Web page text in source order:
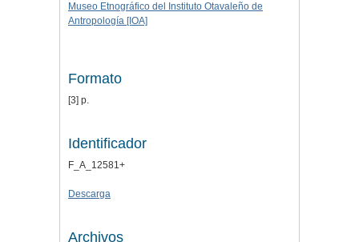
Museo Etnográfico del Instituto Otavaleño de
Antropología [IOA]
Formato
[3] p.
Identificador
F_A_12581+
Descarga
Archivos